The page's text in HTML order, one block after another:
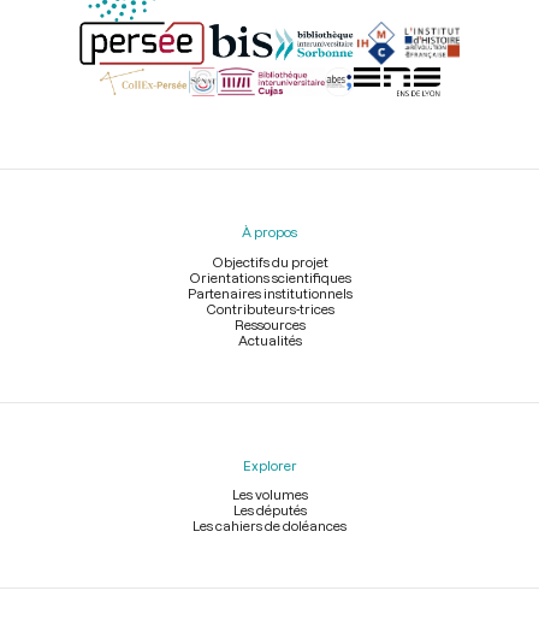
Menu
À propos
Objectifs du projet
Orientations scientifiques
Partenaires institutionnels
Contributeurs-trices
Ressources
Actualités
Explorer
Les volumes
Les députés
Les cahiers de doléances